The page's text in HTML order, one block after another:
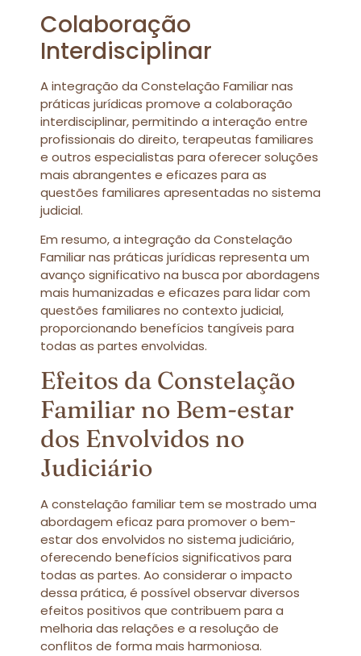
Colaboração
Interdisciplinar
A integração da Constelação Familiar nas
práticas jurídicas promove a colaboração
interdisciplinar, permitindo a interação entre
profissionais do direito, terapeutas familiares
e outros especialistas para oferecer soluções
mais abrangentes e eficazes para as
questões familiares apresentadas no sistema
judicial.
Em resumo, a integração da Constelação
Familiar nas práticas jurídicas representa um
avanço significativo na busca por abordagens
mais humanizadas e eficazes para lidar com
questões familiares no contexto judicial,
proporcionando benefícios tangíveis para
todas as partes envolvidas.
Efeitos da Constelação
Familiar no Bem-estar
dos Envolvidos no
Judiciário
A constelação familiar tem se mostrado uma
abordagem eficaz para promover o bem-
estar dos envolvidos no sistema judiciário,
oferecendo benefícios significativos para
todas as partes. Ao considerar o impacto
dessa prática, é possível observar diversos
efeitos positivos que contribuem para a
melhoria das relações e a resolução de
conflitos de forma mais harmoniosa.